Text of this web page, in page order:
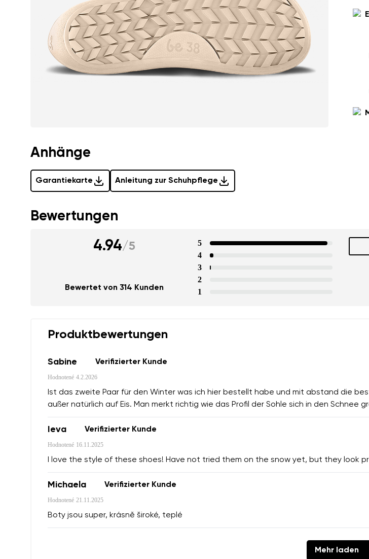
Anhänge
Garantiekarte Anleitung zur Schuhpflege
Bewertungen
4.94/5
Bewertet von 314 Kunden
5
4
3
2
1
Produktbewertungen
Sabine Verifizierter Kunde
Hodnotené 4.2.2026
Ist das zweite Paar für den Winter was ich hier bestellt habe und mit abstand die
außer natürlich auf Eis. Man merkt richtig wie das Profil der Sohle sich in den Schnee
Ieva Verifizierter Kunde
Hodnotené 16.11.2025
I love the style of these shoes! Have not tried them on the snow yet, but they look
Michaela Verifizierter Kunde
Hodnotené 21.11.2025
Boty jsou super, krásně široké, teplé
Mehr laden
Bewertung